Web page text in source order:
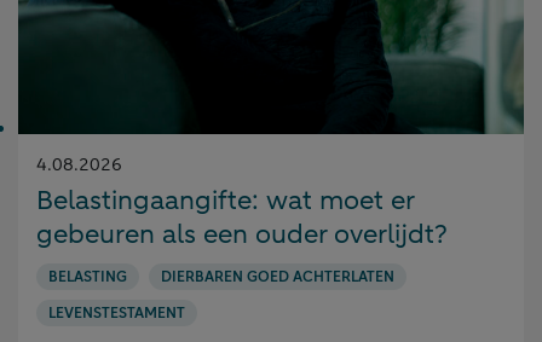
Gepubliceerd
op:
4.08.2026
Belastingaangifte: wat moet er
gebeuren als een ouder overlijdt?
BELASTING
DIERBAREN GOED ACHTERLATEN
LEVENSTESTAMENT